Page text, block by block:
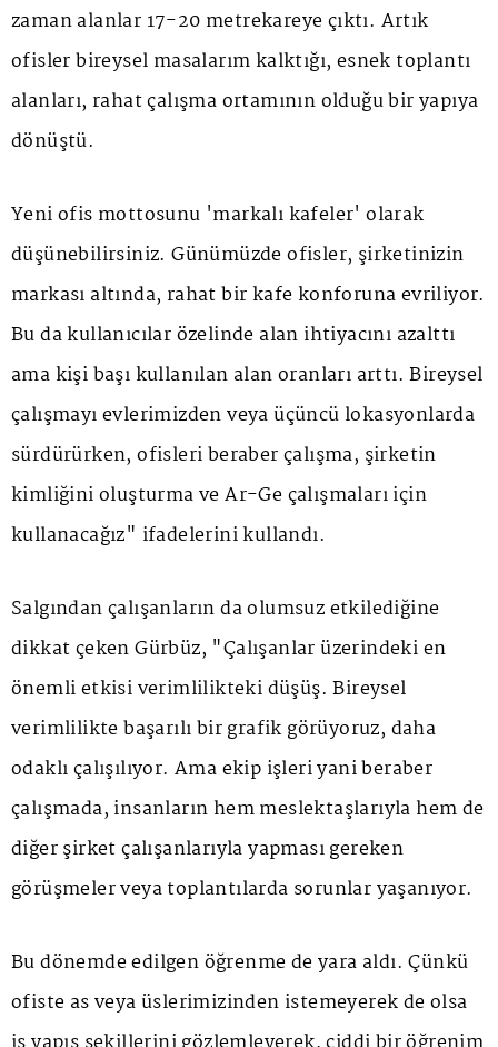
zaman alanlar 17-20 metrekareye çıktı. Artık
ofisler bireysel masalarım kalktığı, esnek toplantı
alanları, rahat çalışma ortamının olduğu bir yapıya
dönüştü.
Yeni ofis mottosunu 'markalı kafeler' olarak
düşünebilirsiniz. Günümüzde ofisler, şirketinizin
markası altında, rahat bir kafe konforuna evriliyor.
Bu da kullanıcılar özelinde alan ihtiyacını azalttı
ama kişi başı kullanılan alan oranları arttı. Bireysel
çalışmayı evlerimizden veya üçüncü lokasyonlarda
sürdürürken, ofisleri beraber çalışma, şirketin
kimliğini oluşturma ve Ar-Ge çalışmaları için
kullanacağız" ifadelerini kullandı.
Salgından çalışanların da olumsuz etkilediğine
dikkat çeken Gürbüz, "Çalışanlar üzerindeki en
önemli etkisi verimlilikteki düşüş. Bireysel
verimlilikte başarılı bir grafik görüyoruz, daha
odaklı çalışılıyor. Ama ekip işleri yani beraber
çalışmada, insanların hem meslektaşlarıyla hem de
diğer şirket çalışanlarıyla yapması gereken
görüşmeler veya toplantılarda sorunlar yaşanıyor.
Bu dönemde edilgen öğrenme de yara aldı. Çünkü
ofiste as veya üslerimizinden istemeyerek de olsa